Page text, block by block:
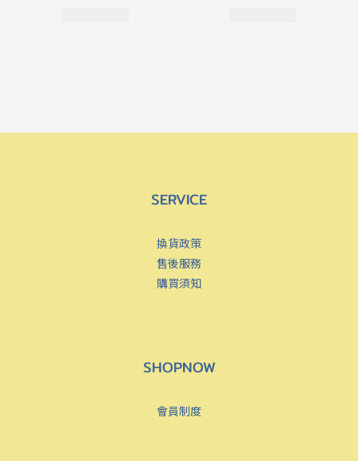
SERVICE
換貨政策
售後服務
購買須知
SHOPNOW
會員制度